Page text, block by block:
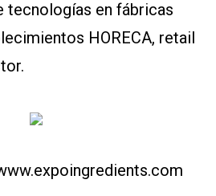
tecnologías en fábricas
HORECA, retail